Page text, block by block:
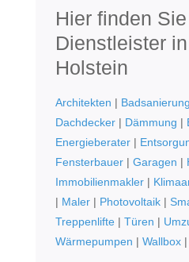
Hier finden
Dienstleister
Holstein
Architekten | Badsanierung
Dachdecker| Dämmung |
Energieberater|
Fensterbauer| Garagen |
Immobilienmakler|
| Maler| Photovoltaik|
Treppenlifte| Türen |
Wärmepumpen | Wallbox|